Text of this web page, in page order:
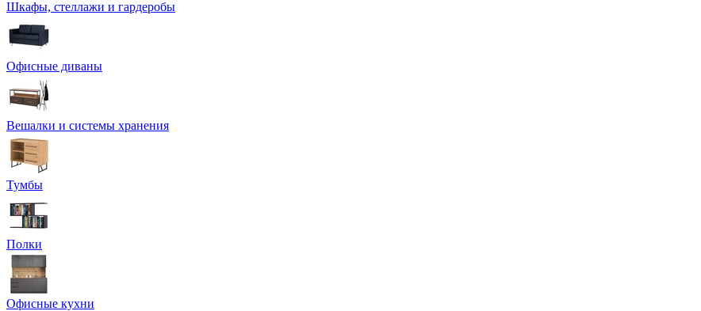
Шкафы, стеллажи и гардеробы
Офисные диваны
Вешалки и системы хранения
Тумбы
Полки
Офисные кухни